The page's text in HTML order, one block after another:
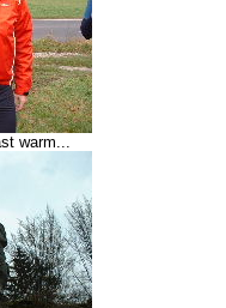
warm...